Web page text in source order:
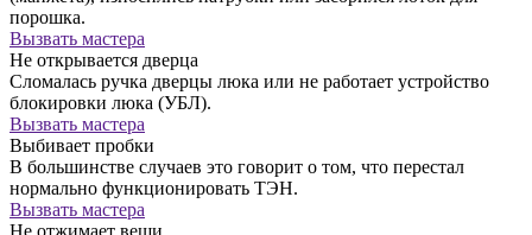
порошка.
Вызвать мастера
Не открывается дверца
Сломалась ручка дверцы люка или не работает устройство
блокировки люка (УБЛ).
Вызвать мастера
Выбивает пробки
В большинстве случаев это говорит о том, что перестал
нормально функционировать ТЭН.
Вызвать мастера
Не отжимает вещи